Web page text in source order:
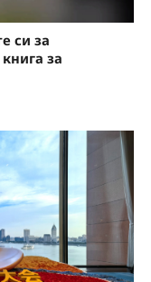
си за
за